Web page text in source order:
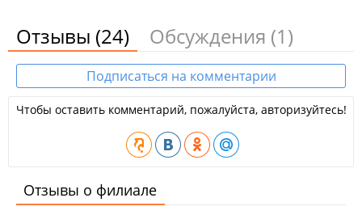
Отзывы (24) Обсуждения (1)
Подписаться на комментарии
Чтобы оставить комментарий, пожалуйста, авторизуйтесь!
Отзывы о филиале